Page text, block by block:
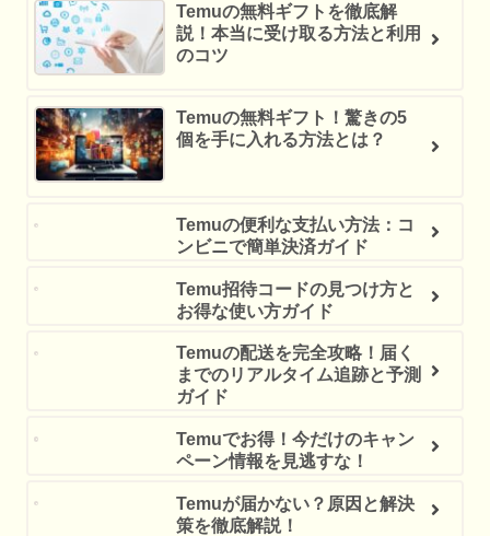
Temuの無料ギフトを徹底解
説！本当に受け取る方法と利用
のコツ
Temuの無料ギフト！驚きの5
個を手に入れる方法とは？
Temuの便利な支払い方法：コ
ンビニで簡単決済ガイド
Temu招待コードの見つけ方と
お得な使い方ガイド
Temuの配送を完全攻略！届く
までのリアルタイム追跡と予測
ガイド
Temuでお得！今だけのキャン
ペーン情報を見逃すな！
Temuが届かない？原因と解決
策を徹底解説！